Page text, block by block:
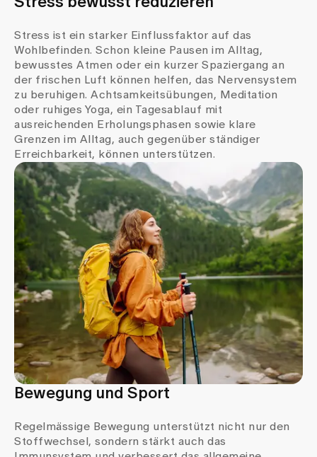
Stress ist ein starker Einflussfaktor auf das
Wohlbefinden. Schon kleine Pausen im Alltag,
bewusstes Atmen oder ein kurzer Spaziergang an
der frischen Luft können helfen, das Nervensystem
zu beruhigen. Achtsamkeitsübungen, Meditation
oder ruhiges Yoga, ein Tagesablauf mit
ausreichenden Erholungsphasen sowie klare
Grenzen im Alltag, auch gegenüber ständiger
Erreichbarkeit, können unterstützen.
Bewegung und Sport
Regelmässige Bewegung unterstützt nicht nur den
Stoffwechsel, sondern stärkt auch das